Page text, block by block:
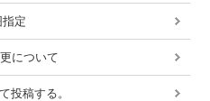
定
について
投稿する。